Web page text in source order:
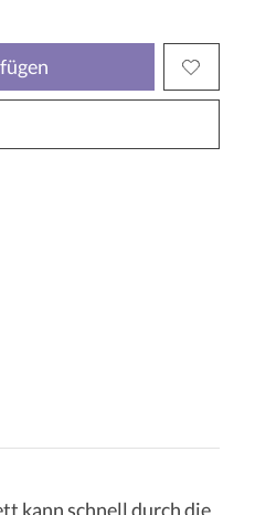
kann schnell durch die